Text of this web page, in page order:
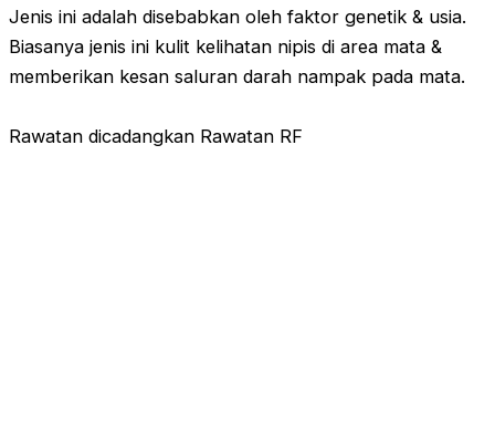
Jenis ini adalah disebabkan oleh faktor genetik & usia.
Biasanya jenis ini kulit kelihatan nipis di area mata &
memberikan kesan saluran darah nampak pada mata.
Rawatan dicadangkan Rawatan RF